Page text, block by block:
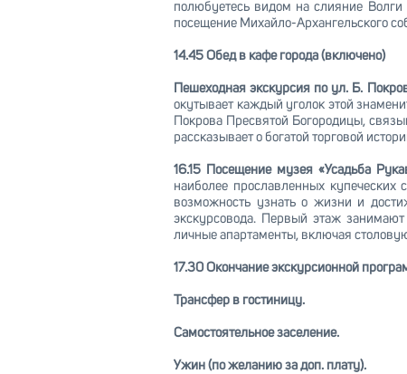
полюбуетесь видом на слияние
посещение Михайло-Архангельского
14.45 Обед в кафе города (включено)
Пешеходная экскурсия по ул. Б.
окутывает каждый уголок этой
Покрова Пресвятой Богородицы,
рассказывает о богатой торговой
16.15 Посещение музея «Усадьба
наиболее прославленных купеческих
возможность узнать о жизни и
экскурсовода. Первый этаж
личные апартаменты, включая
17.30 Окончание экскурсионной
Трансфер в гостиницу.
Самостоятельное заселение.
Ужин (по желанию за доп. плату).